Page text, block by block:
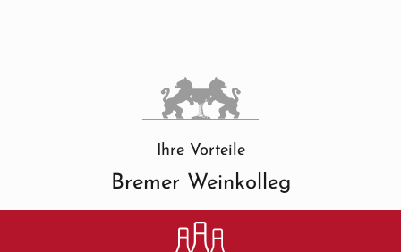
Ihre Vorteile
Bremer Weinkolleg